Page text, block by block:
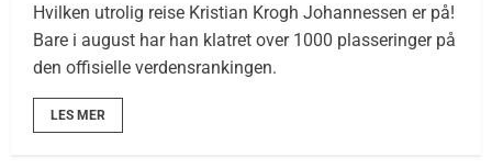
Hvilken utrolig reise Kristian Krogh Johannessen er på!
Bare i august har han klatret over 1000 plasseringer på
den offisielle verdensrankingen.
LES MER